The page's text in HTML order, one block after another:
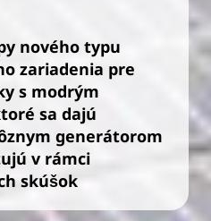
nového typu
zariadenia pre
s modrým
sa dajú
generátorom
v rámci
skúšok